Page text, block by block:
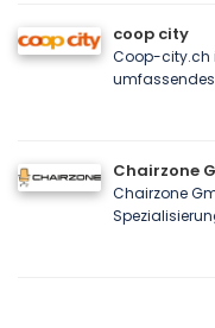
coop city
Coop-city.ch
Chairzone
Chairzone